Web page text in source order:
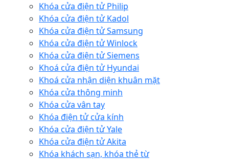
Khóa cửa điện tử Philip
Khóa cửa điện tử Kadol
Khóa cửa điện tử Samsung
Khóa cửa điện tử Winlock
Khóa cửa điện tử Siemens
Khoá cửa điện tử Hyundai
Khoá cửa nhận diện khuân mặt
Khóa cửa thông minh
Khóa cửa vân tay
Khóa điện tử cửa kính
Khóa cửa điện tử Yale
Khóa cửa điện tử Akita
Khóa khách sạn, khóa thẻ từ